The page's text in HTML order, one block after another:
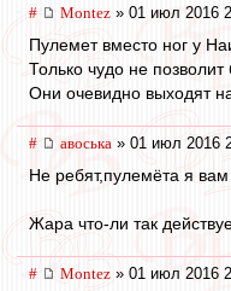
# Montez » 01 июл 2016
Пулемет вместо ног у
Только чудо не
Они очевидно выходят
# авоська » 01 июл 2016
Не ребят,пулемёта я вам
Жара что-ли так
# Montez » 01 июл 2016